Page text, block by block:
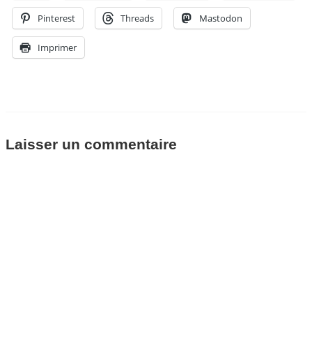
Pinterest Threads Mastodon
Imprimer
Laisser un commentaire